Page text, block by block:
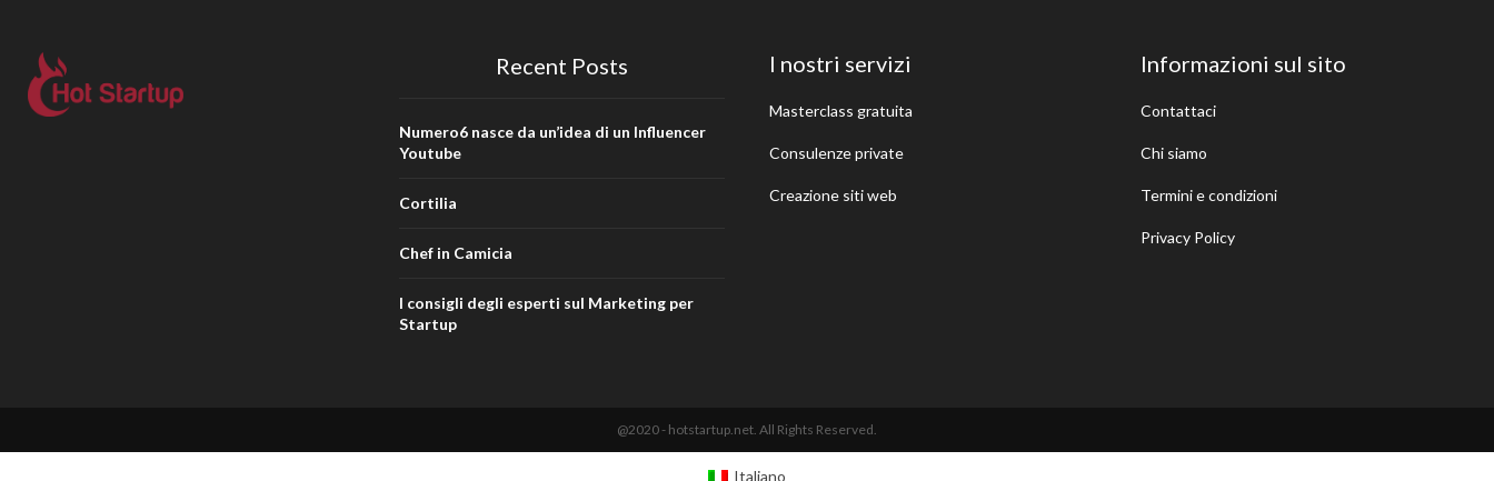
Recent Posts
Numero6 nasce da un’idea di un Influencer
Youtube
Cortilia
Chef in Camicia
I consigli degli esperti sul Marketing per
Startup
I nostri servizi
Masterclass gratuita
Consulenze private
Creazione siti web
Informazioni sul sito
Contattaci
Chi siamo
Termini e condizioni
Privacy Policy
@2020 - hotstartup.net. All Rights Reserved.
Italiano